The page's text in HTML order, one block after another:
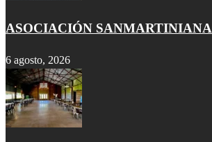
ASOCIACIÓN SANMARTINIANA
6 agosto, 2026